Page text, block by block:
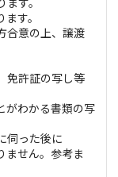
す。
合意の上、譲渡
免許証の写し等
がわかる書類の写
った後に
せん。参考ま